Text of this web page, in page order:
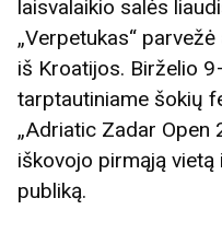
laisvalaikio salės
„Verpetukas“
iš Kroatijos. Birželio
tarptautiniame šokių
„Adriatic Zadar Open
iškovojo pirmąją
publiką.